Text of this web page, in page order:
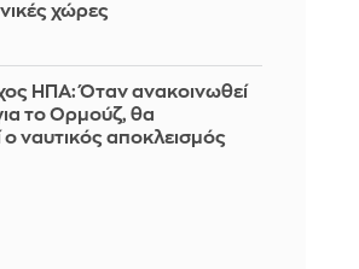
χώρες
ΗΠΑ: Όταν ανακοινωθεί
το Ορμούζ, θα
ο ναυτικός αποκλεισμός